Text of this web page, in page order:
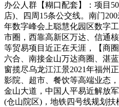
办公人群【糊口配套】：项目
店)、四周15条公交线。南门
年数字峰会上聪慧化园区数字
市圈，西靠高新区万达、信通
等贸易项目近正在天涯，【商
六合、南接金山万达商圈、湛
窗揽尽乌龙江江景2021年福州
影院、超市、餐饮等高端业态
金山大道，中国人平易近解放
(仓山院区)，地铁四号线规划